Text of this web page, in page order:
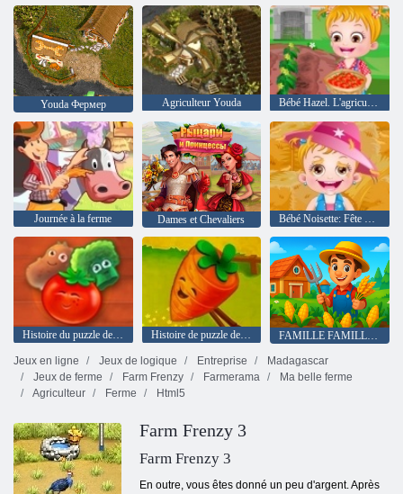
Youda Фермер Agriculteur Youda Bébé Hazel. L'agriculture tomate
Journée à la ferme Dames et Chevaliers Bébé Noisette: Fête de la Moisson
Histoire du puzzle de la ferme 2 Histoire de puzzle de la ferme
FAMILLE FAMILLE FORME: CONSTRUCTION
Jeux en ligne
Jeux de logique Entreprise
Madagascar
Jeux de ferme
Farm Frenzy Farmerama
Ma belle ferme
Agriculteur
Ferme Html5
Farm Frenzy 3
Farm Frenzy 3
En outre, vous êtes donné un peu d'argent. Après